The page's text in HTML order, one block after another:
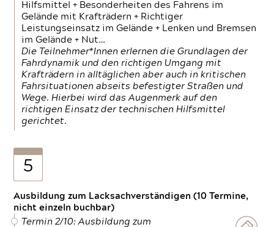
Hilfsmittel + Besonderheiten des Fahrens im
Gelände mit Krafträdern + Richtiger
Leistungseinsatz im Gelände + Lenken und Bremsen
im Gelände + Nut…
Die Teilnehmer*Innen erlernen die Grundlagen der
Fahrdynamik und den richtigen Umgang mit
Krafträdern in alltäglichen aber auch in kritischen
Fahrsituationen abseits befestigter Straßen und
Wege. Hierbei wird das Augenmerk auf den
richtigen Einsatz der technischen Hilfsmittel
gerichtet.
5
Ausbildung zum Lacksachverständigen (10 Termine,
nicht einzeln buchbar)
Termin 2/10: Ausbildung zum